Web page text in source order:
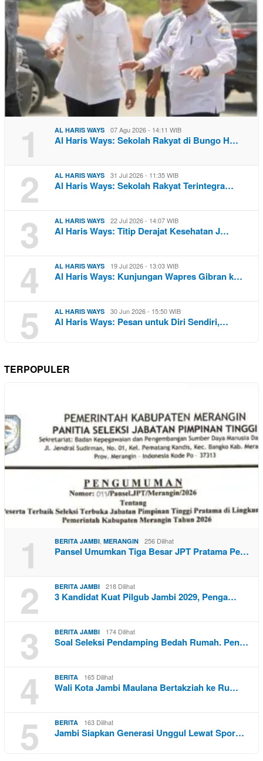
1 AL HARIS WAYS 07 Agu 2026 - 14:11 WIB
Al Haris Ways: Sekolah Rakyat di Bungo H…
2 AL HARIS WAYS 31 Jul 2026 - 11:35 WIB
Al Haris Ways: Sekolah Rakyat Terintegra…
3 AL HARIS WAYS 22 Jul 2026 - 14:07 WIB
Al Haris Ways: Titip Derajat Kesehatan J…
4 AL HARIS WAYS 19 Jul 2026 - 13:03 WIB
Al Haris Ways: Kunjungan Wapres Gibran k…
5 AL HARIS WAYS 30 Jun 2026 - 15:50 WIB
Al Haris Ways: Pesan untuk Diri Sendiri,…
TERPOPULER
1 BERITA JAMBI MERANGIN 256 Dilihat
Pansel Umumkan Tiga Besar JPT Pratama Pe…
2 BERITA JAMBI 218 Dilihat
3 Kandidat Kuat Pilgub Jambi 2029, Penga…
3 BERITA JAMBI 174 Dilihat
Soal Seleksi Pendamping Bedah Rumah. Pen…
4 BERITA 165 Dilihat
Wali Kota Jambi Maulana Bertakziah ke Ru…
5 BERITA 163 Dilihat
Jambi Siapkan Generasi Unggul Lewat Spor…